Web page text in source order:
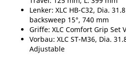
Lenker: XLC HB-C32, Dia.
backsweep 15°, 740 mm
Griffe: XLC Comfort Grip Set
Vorbau: XLC ST-M36, Dia.
Adjustable